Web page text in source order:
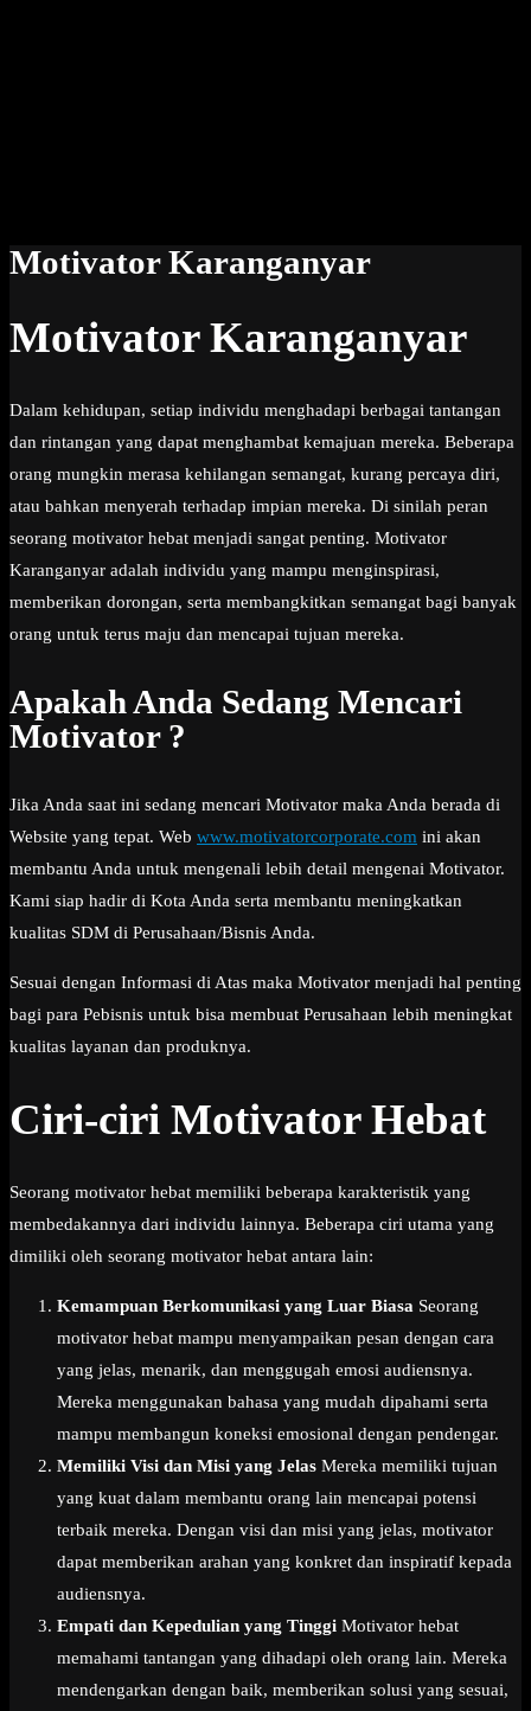
Motivator Karanganyar
Motivator Karanganyar
Dalam kehidupan, setiap individu menghadapi berbagai tantangan
dan rintangan yang dapat menghambat kemajuan mereka. Beberapa
orang mungkin merasa kehilangan semangat, kurang percaya diri,
atau bahkan menyerah terhadap impian mereka. Di sinilah peran
seorang motivator hebat menjadi sangat penting. Motivator
Karanganyar adalah individu yang mampu menginspirasi,
memberikan dorongan, serta membangkitkan semangat bagi banyak
orang untuk terus maju dan mencapai tujuan mereka.
Apakah Anda Sedang Mencari
Motivator ?
Jika Anda saat ini sedang mencari Motivator maka Anda berada di
Website yang tepat. Web www.motivatorcorporate.com ini akan
membantu Anda untuk mengenali lebih detail mengenai Motivator.
Kami siap hadir di Kota Anda serta membantu meningkatkan
kualitas SDM di Perusahaan/Bisnis Anda.
Sesuai dengan Informasi di Atas maka Motivator menjadi hal penting
bagi para Pebisnis untuk bisa membuat Perusahaan lebih meningkat
kualitas layanan dan produknya.
Ciri-ciri Motivator Hebat
Seorang motivator hebat memiliki beberapa karakteristik yang
membedakannya dari individu lainnya. Beberapa ciri utama yang
dimiliki oleh seorang motivator hebat antara lain:
Kemampuan Berkomunikasi yang Luar Biasa Seorang
motivator hebat mampu menyampaikan pesan dengan cara
yang jelas, menarik, dan menggugah emosi audiensnya.
Mereka menggunakan bahasa yang mudah dipahami serta
mampu membangun koneksi emosional dengan pendengar.
Memiliki Visi dan Misi yang Jelas Mereka memiliki tujuan
yang kuat dalam membantu orang lain mencapai potensi
terbaik mereka. Dengan visi dan misi yang jelas, motivator
dapat memberikan arahan yang konkret dan inspiratif kepada
audiensnya.
Empati dan Kepedulian yang Tinggi Motivator hebat
memahami tantangan yang dihadapi oleh orang lain. Mereka
mendengarkan dengan baik, memberikan solusi yang sesuai,